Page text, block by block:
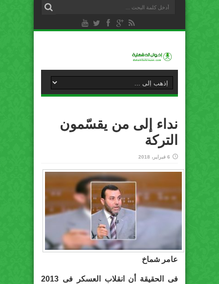
نداء إلى من يقسّمون
التركة
6 فبراير، 2018
عامر شماخ
فى الحقيقة أن انقلاب العسكر فى 2013